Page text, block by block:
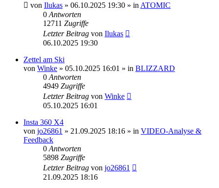
von Ilukas » 06.10.2025 19:30 » in ATOMIC
0 Antworten
12711 Zugriffe
Letzter Beitrag von Ilukas
06.10.2025 19:30
Zettel am Ski
von Winke » 05.10.2025 16:01 » in BLIZZARD
0 Antworten
4949 Zugriffe
Letzter Beitrag von Winke
05.10.2025 16:01
Insta 360 X4
von jo26861 » 21.09.2025 18:16 » in VIDEO-Analyse &
Feedback
0 Antworten
5898 Zugriffe
Letzter Beitrag von jo26861
21.09.2025 18:16